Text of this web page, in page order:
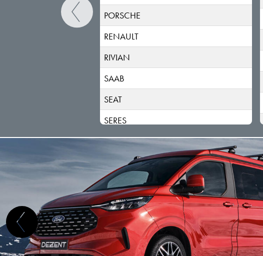
PORSCHE
RENAULT
RIVIAN
SAAB
SEAT
SERES
SKODA
SKYWELL
SMART
STREETSCOOTER
SUBARU
SUZUKI